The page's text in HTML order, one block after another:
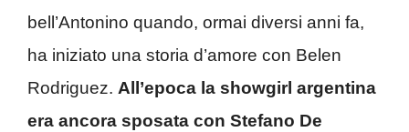
bell’Antonino quando, ormai diversi anni fa,
ha iniziato una storia d’amore con Belen
Rodriguez. All’epoca la showgirl argentina
era ancora sposata con Stefano De